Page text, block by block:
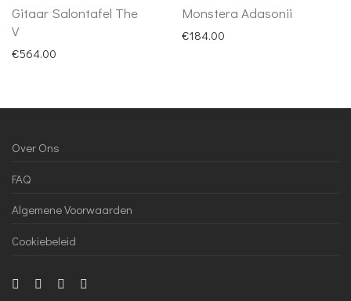
Gitaar Salontafel The
V
€564.00
Monstera Adasonii
€184.00
Over Ons
FAQ
Algemene Voorwaarden
Cookiebeleid